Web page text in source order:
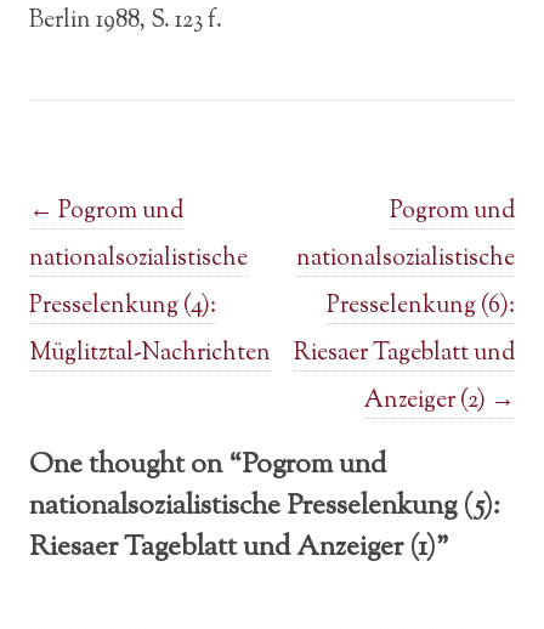
Berlin 1988, S. 123 f.
Post navigation
← Pogrom und
nationalsozialistische
Presselenkung (4):
Müglitztal-Nachrichten
Pogrom und
nationalsozialistische
Presselenkung (6):
Riesaer Tageblatt und
Anzeiger (2) →
One thought on “Pogrom und
nationalsozialistische Presselenkung (5):
Riesaer Tageblatt und Anzeiger (1)”